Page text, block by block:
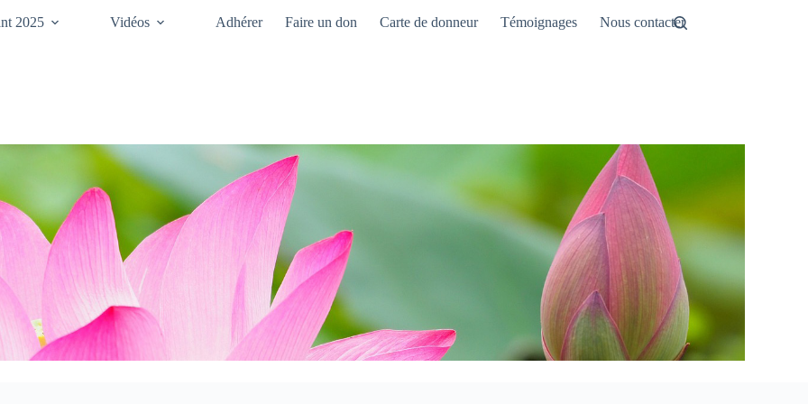
2025 Vidéos Adhérer Faire un don Carte de donneur Témoignages Nous contacter